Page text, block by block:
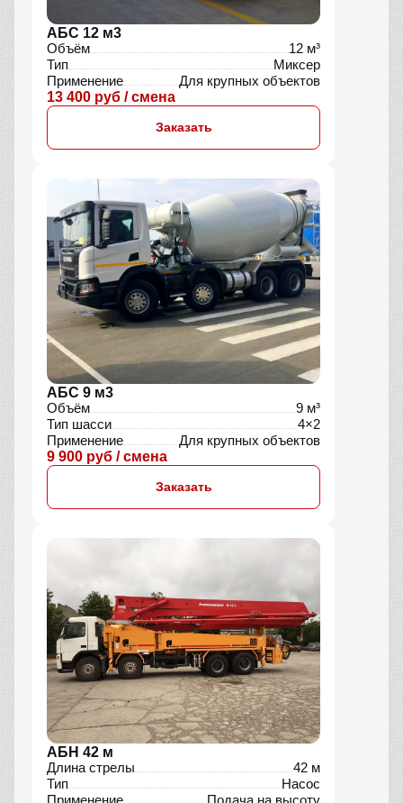
АБС 12 м3
Объём
12 м³
Тип
Миксер
Применение
Для крупных объектов
13 400 руб / смена
Заказать
АБС 9 м3
Объём
9 м³
Тип шасси
4×2
Применение
Для крупных объектов
9 900 руб / смена
Заказать
АБН 42 м
Длина стрелы
42 м
Тип
Насос
Применение
Подача на высоту